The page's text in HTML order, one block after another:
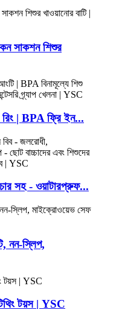
সাকশন শিশুর
রিং | BPA ফ্রি ইন...
সহ - ওয়াটারপ্রুফ...
নন-স্লিপ,
টয়স | YSC